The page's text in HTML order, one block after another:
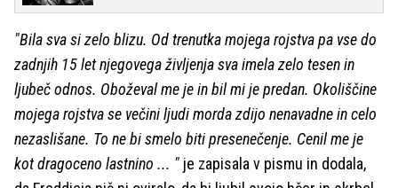
"Bila sva si zelo blizu. Od trenutka mojega rojstva pa vse do
zadnjih 15 let njegovega življenja sva imela zelo tesen in
ljubeč odnos. Oboževal me je in bil mi je predan. Okoliščine
mojega rojstva se večini ljudi morda zdijo nenavadne in celo
nezaslišane. To ne bi smelo biti presenečenje. Cenil me je
kot dragoceno lastnino ... " je zapisala v pismu in dodala,